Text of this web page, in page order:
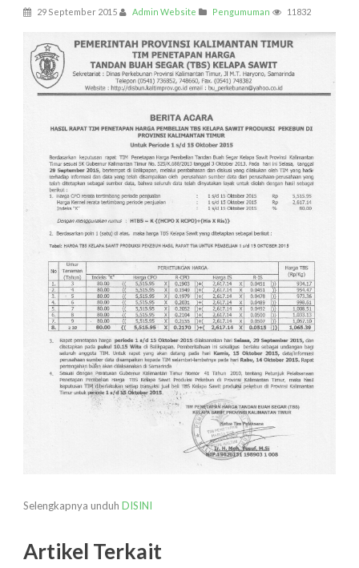
29 September 2015 Admin Website Pengumuman 11832
Selengkapnya unduh DISINI
Artikel Terkait